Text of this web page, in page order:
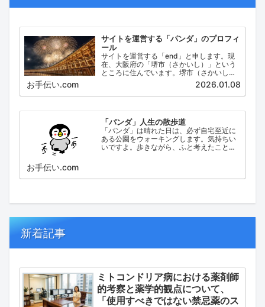
サイトを運営する「パンダ」のプロフィ
ール
サイトを運営する「end」と申します。現
在、大阪府の「堺市（さかいし）」という
ところに住んでいます。堺市（さかいし）
は、大阪府の泉北地域にある政令指定都市
で、府内では大阪市に次いで人口が多い都
市です。
お手伝い.com 2026.01.08
「パンダ」人生の散歩道
「パンダ」は晴れた日は、必ず自宅至近に
ある公園をウォーキングします。気持ちい
いですよ。歩きながら、ふと考えたこと。
お手伝い.com
新着記事
ミトコンドリア病における薬剤師
的考察と薬学的観点について、
「使用すべきではない禁忌薬のス